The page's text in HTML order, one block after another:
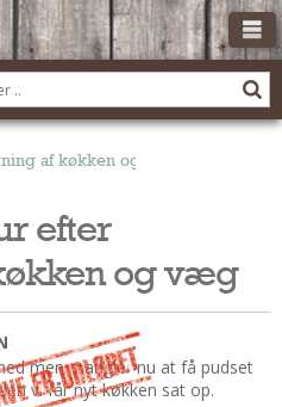
af køkken og væg
efter
og væg
men mangler nu at få pudset
vi får nyt køkken sat op.